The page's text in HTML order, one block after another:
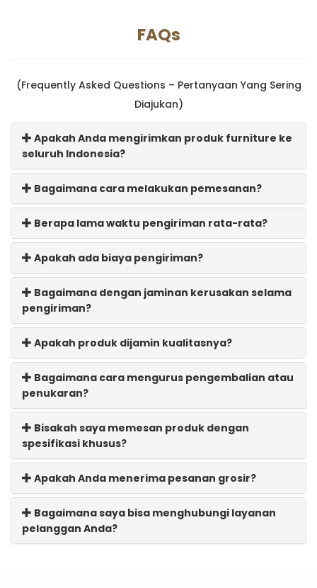
FAQs
(Frequently Asked Questions – Pertanyaan Yang Sering
Diajukan)
Apakah Anda mengirimkan produk furniture ke
seluruh Indonesia?
Bagaimana cara melakukan pemesanan?
Berapa lama waktu pengiriman rata-rata?
Apakah ada biaya pengiriman?
Bagaimana dengan jaminan kerusakan selama
pengiriman?
Apakah produk dijamin kualitasnya?
Bagaimana cara mengurus pengembalian atau
penukaran?
Bisakah saya memesan produk dengan
spesifikasi khusus?
Apakah Anda menerima pesanan grosir?
Bagaimana saya bisa menghubungi layanan
pelanggan Anda?